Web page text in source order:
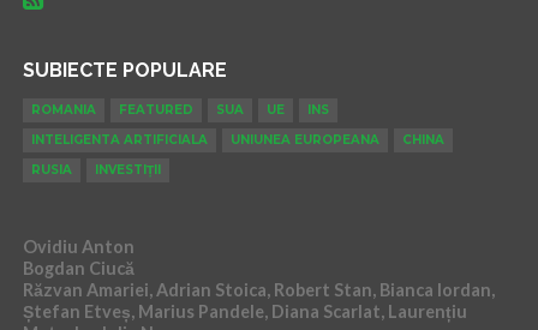
SUBIECTE POPULARE
ROMANIA FEATURED SUA UE
INS
INTELIGENTA ARTIFICIALA
UNIUNEA EUROPEANA
CHINA
RUSIA
INVESTIȚII
Ovidiu Anton
Bogdan Ciucă
Răzvan Amariei, Adrian Stoica, Robert Stan, Bianca Iordan,
Ștefan Etveș, Marius Pandele, Diana Scarlat, Laurențiu